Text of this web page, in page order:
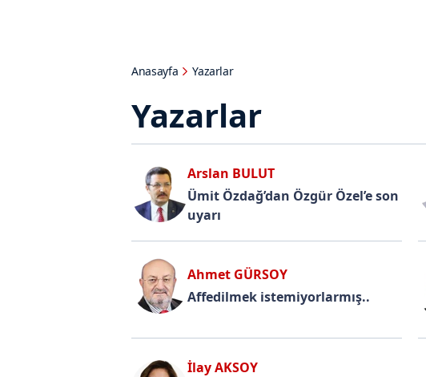
Anasayfa Yazarlar
Yazarlar
Arslan BULUT
Ümit Özdağ’dan Özgür Özel’e son
uyarı
Ahmet GÜRSOY
Affedilmek istemiyorlarmış..
İlay AKSOY